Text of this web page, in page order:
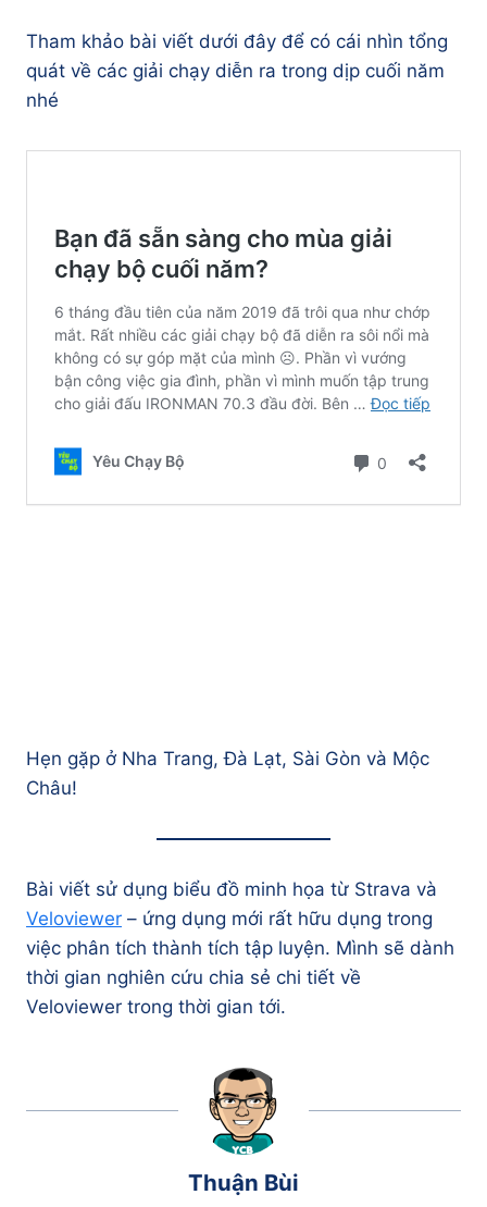
Tham khảo bài viết dưới đây để có cái nhìn tổng
quát về các giải chạy diễn ra trong dịp cuối năm
nhé
Hẹn gặp ở Nha Trang, Đà Lạt, Sài Gòn và Mộc
Châu!
Bài viết sử dụng biểu đồ minh họa từ Strava và
Veloviewer – ứng dụng mới rất hữu dụng trong
việc phân tích thành tích tập luyện. Mình sẽ dành
thời gian nghiên cứu chia sẻ chi tiết về
Veloviewer trong thời gian tới.
Thuận Bùi